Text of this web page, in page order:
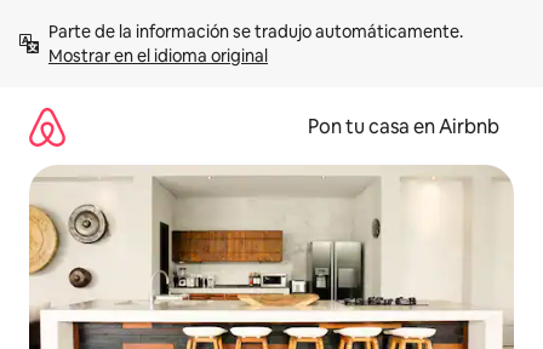
contenidoMostrar en el idioma original
Pon tu casa en Airbnb